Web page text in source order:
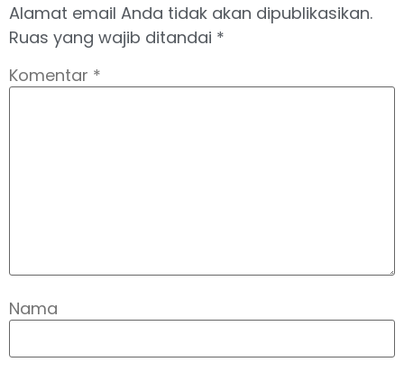
Alamat email Anda tidak akan dipublikasikan.
Ruas yang wajib ditandai *
Komentar *
Nama